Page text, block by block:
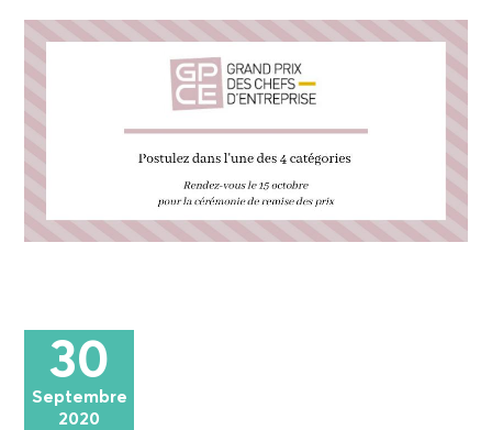
30
Septembre
2020